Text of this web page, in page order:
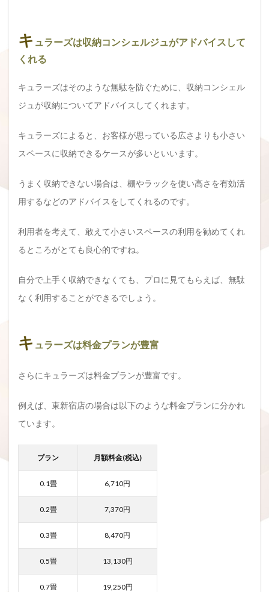
キ ュラーズは収納コンシェルジュがアドバイスして
くれる
キュラーズはそのような無駄を防ぐために、収納コンシェル
ジュが収納についてアドバイスしてくれます。
キュラーズによると、お客様が思っている広さよりも小さい
スペースに収納できるケースが多いといいます。
うまく収納できない場合は、棚やラックを使い高さを有効活
用するなどのアドバイスをしてくれるのです。
利用者を考えて、敢えて小さいスペースの利用を勧めてくれ
るところがとても良心的ですね。
自分で上手く収納できなくても、プロに見てもらえば、無駄
なく利用することができるでしょう。
キ ュラーズは料金プランが豊富
さらにキュラーズは料金プランが豊富です。
例えば、東新宿店の場合は以下のような料金プランに分かれ
ています。
プラン 月額料金(税込)
0.1畳 6,710円
0.2畳 7,370円
0.3畳 8,470円
0.5畳 13,130円
0.7畳 19,250円